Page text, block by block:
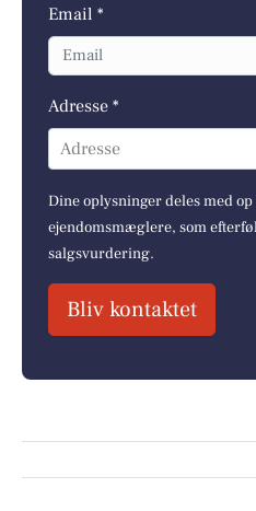
Email *
Adresse *
Adresse
Dine oplysninger deles med
ejendomsmæglere, som
salgsvurdering.
Bliv kontaktet